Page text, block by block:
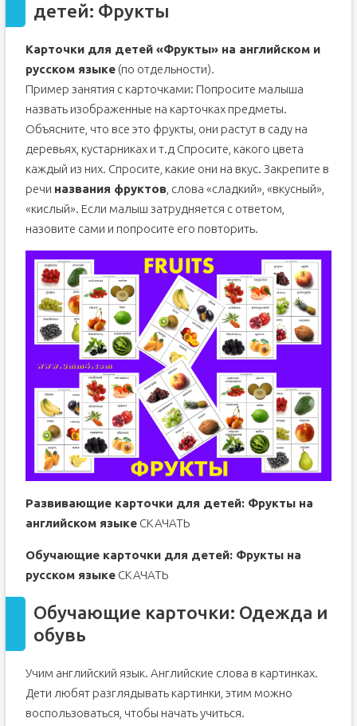
детей: Фрукты
Карточки для детей «Фрукты» на английском и
русском языке(по отдельности).
Пример занятия с карточками: Попросите малыша
назвать изображенные на карточках предметы.
Объясните, что все это фрукты, они растут в саду на
деревьях, кустарниках и т.д Спросите, какого цвета
каждый из них. Спросите, какие они на вкус. Закрепите в
речи названия фруктов, слова «сладкий», «вкусный»,
«кислый». Если малыш затрудняется с ответом,
назовите сами и попросите его повторить.
Развивающие карточки для детей: Фрукты на
английском языкеСКАЧАТЬ
Обучающие карточки для детей: Фрукты на
русском языкеСКАЧАТЬ
Обучающие карточки: Одежда и
обувь
Учим английский язык. Английские слова в картинках.
Дети любят разглядывать картинки, этим можно
воспользоваться, чтобы начать учиться.